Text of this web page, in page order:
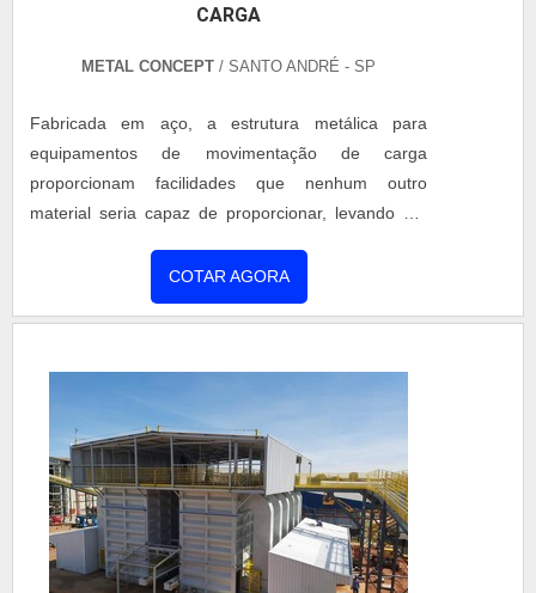
CARGA
METAL CONCEPT / SANTO ANDRÉ - SP
Fabricada em aço, a estrutura metálica para
equipamentos de movimentação de carga
proporcionam facilidades que nenhum outro
material seria capaz de proporcionar, levando em
praticidade. Entretanto, vale reforçar que as
estruturas de metal precisam ser fabricadas por
COTAR AGORA